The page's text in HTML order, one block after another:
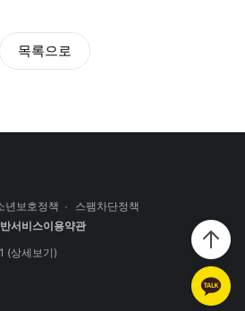
목록으로
년보호정책
스팸차단정책
서비스이용약관
(상세보기)